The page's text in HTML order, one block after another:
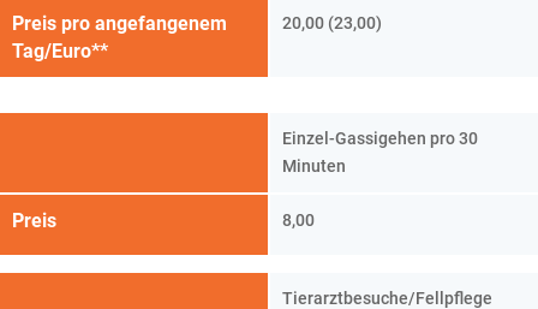
Preis pro angefangenem
Tag/Euro**
20,00 (23,00)
Preis
Einzel-Gassigehen pro 30
Minuten
8,00
Tierarztbesuche/Fellpflege